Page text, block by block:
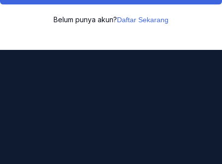
Belum punya akun?Daftar Sekarang